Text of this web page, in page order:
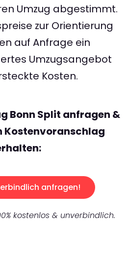
Umzug abgestimmt.
zur Orientierung
auf Anfrage ein
Umzugsangebot
Kosten.
Bonn Split anfragen &
Kostenvoranschlag
anfragen!
kostenlos & unverbindlich.